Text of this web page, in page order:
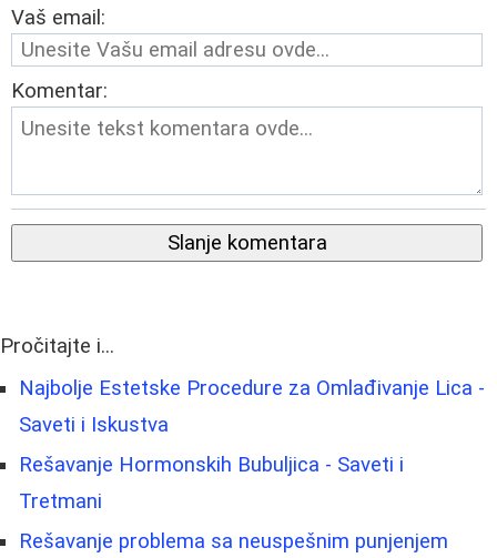
Vaš email:
Komentar:
Slanje komentara
Pročitajte i...
Najbolje Estetske Procedure za Omlađivanje Lica -
Saveti i Iskustva
Rešavanje Hormonskih Bubuljica - Saveti i
Tretmani
Rešavanje problema sa neuspešnim punjenjem